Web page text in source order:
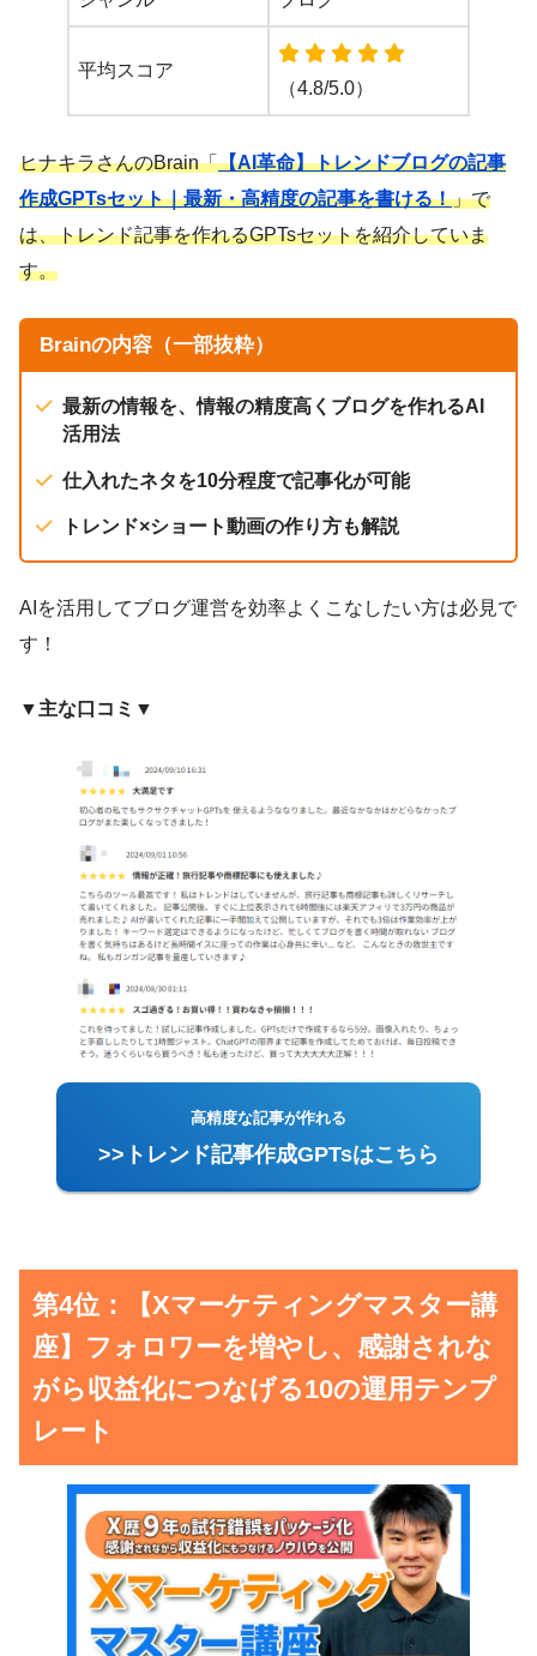
平均スコア
（4.8/5.0）
ヒナキラさんのBrain「【AI革命】トレンドブログの記事
作成GPTsセット｜最新・高精度の記事を書ける！」で
は、トレンド記事を作れるGPTsセットを紹介していま
す。
Brainの内容（一部抜粋）
最新の情報を、情報の精度高くブログを作れるAI
活用法
仕入れたネタを10分程度で記事化が可能
トレンド×ショート動画の作り方も解説
AIを活用してブログ運営を効率よくこなしたい方は必見で
す！
▼主な口コミ▼
高精度な記事が作れる
>>トレンド記事作成GPTsはこちら
第4位：【Xマーケティングマスター講
座】フォロワーを増やし、感謝されな
がら収益化につなげる10の運用テンプ
レート